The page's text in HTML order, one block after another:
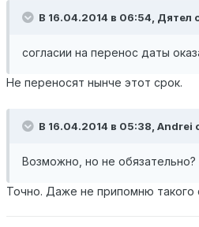
В 16.04.2014 в 06:54, Дятел
согласии на перенос даты
Не переносят нынче этот срок.
В 16.04.2014 в 05:38, Andrei
Возможно, но не обязательно?
Точно. Даже не припомню такого